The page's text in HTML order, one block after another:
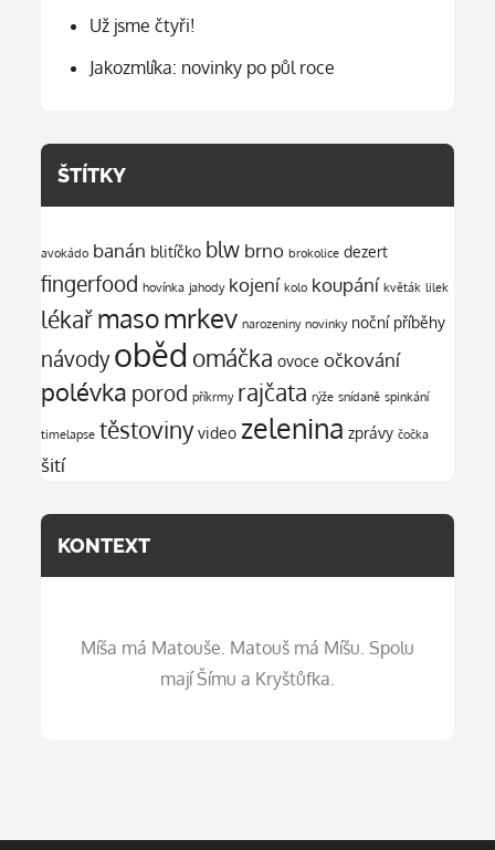
Už jsme čtyři!
Jakozmlíka: novinky po půl roce
ŠTÍTKY
avokádo banán blitíčko blw brno brokolice dezert
fingerfood hovínka jahody kojení kolo koupání květák lilek
lékařmasomrkev narozeniny novinky noční příběhy
návodyoběd omáčka ovoce očkování
polévka porod příkrmy rajčata rýže snídaně spinkání
timelapse těstoviny video zelenina zprávy čočka
šití
KONTEXT
Míša má Matouše. Matouš má Míšu. Spolu
mají Šímu a Kryštůfka.